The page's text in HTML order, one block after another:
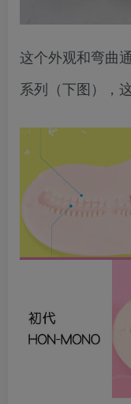
这个外观和弯曲
系列（下图），